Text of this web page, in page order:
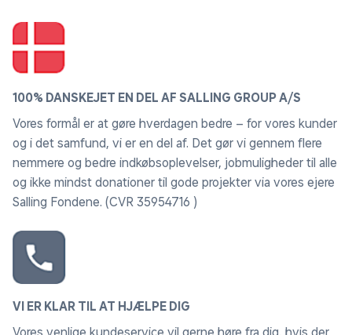
100% DANSKEJET EN DEL AF SALLING GROUP A/S
Vores formål er at gøre hverdagen bedre – for vores kunder
og i det samfund, vi er en del af. Det gør vi gennem flere
nemmere og bedre indkøbsoplevelser, jobmuligheder til alle
og ikke mindst donationer til gode projekter via vores ejere
Salling Fondene. (CVR 35954716 )
VI ER KLAR TIL AT HJÆLPE DIG
Vores venlige kundeservice vil gerne høre fra dig, hvis der